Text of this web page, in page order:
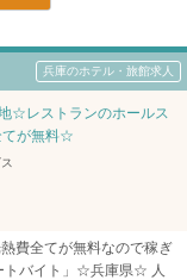
兵庫のホテル・旅館求人
☆レストランのホールス
てが無料☆
費全てが無料なので稼ぎ
トバイト」☆兵庫県☆ 人